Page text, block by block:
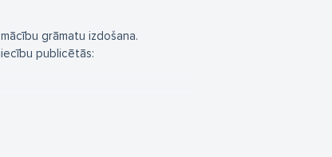
grāmatu izdošana.
publicētās: